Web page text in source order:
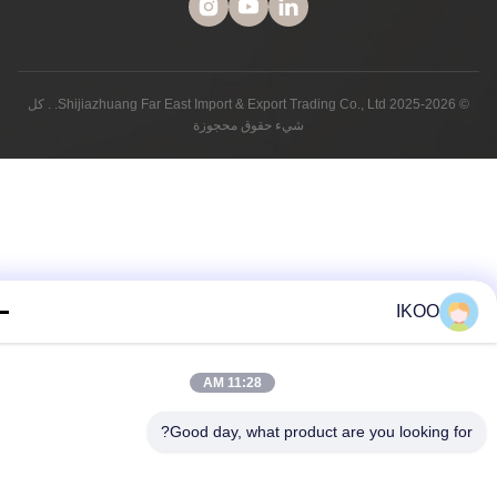
© 2025-2026 Shijiazhuang Far East Import & Export Trading Co., Ltd. . كل
شيء حقوق محجوزة
IKOO
11:28 AM
Good day, what product are you looking